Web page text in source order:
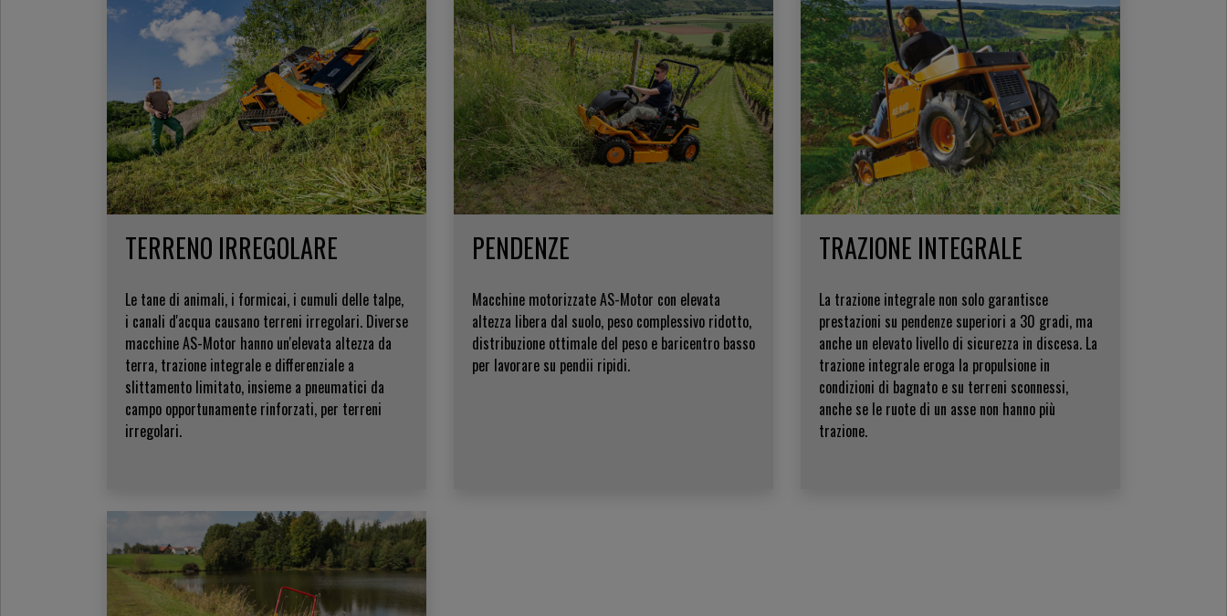
TERRENO IRREGOLARE
Le tane di animali, i formicai, i cumuli delle talpe,
i canali d'acqua causano terreni irregolari. Diverse
macchine AS-Motor hanno un'elevata altezza da
terra, trazione integrale e differenziale a
slittamento limitato, insieme a pneumatici da
campo opportunamente rinforzati, per terreni
irregolari.
PENDENZE
Macchine motorizzate AS-Motor con elevata
altezza libera dal suolo, peso complessivo ridotto,
distribuzione ottimale del peso e baricentro basso
per lavorare su pendii ripidi.
TRAZIONE INTEGRALE
La trazione integrale non solo garantisce
prestazioni su pendenze superiori a 30 gradi, ma
anche un elevato livello di sicurezza in discesa. La
trazione integrale eroga la propulsione in
condizioni di bagnato e su terreni sconnessi,
anche se le ruote di un asse non hanno più
trazione.